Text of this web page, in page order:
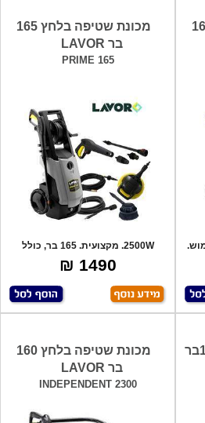
בלחץ 160
מכונת שטיפה בלחץ 165
בר LAVOR
PRIME 165
2500W. מקצועית. 165 בר, כולל
אביזרים: אק
1490 ₪
מכונת שטיפה בלחץ 180בר
מכונת שטיפה בלחץ 160
בר LAVOR
INDEPENDENT 2300